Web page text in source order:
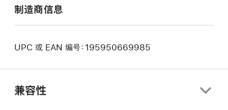
制造商信息
UPC 或 EAN 编号：195950669985
兼容性